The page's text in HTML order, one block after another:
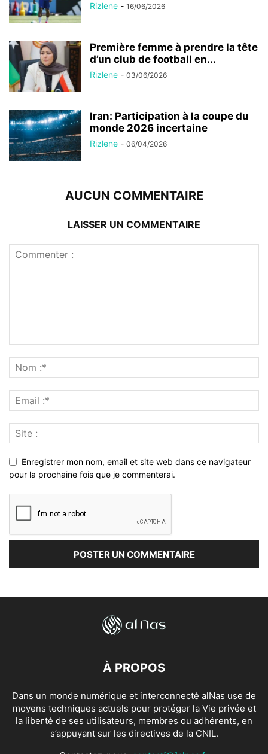
Rizlene - 16/06/2026
Première femme à prendre la tête
d’un club de football en...
Rizlene - 03/06/2026
Iran: Participation à la coupe du
monde 2026 incertaine
Rizlene - 06/04/2026
AUCUN COMMENTAIRE
LAISSER UN COMMENTAIRE
Enregistrer mon nom, email et site web dans ce navigateur
pour la prochaine fois que je commenterai.
À PROPOS
Dans un monde numérique et interconnecté alNas use de
moyens techniques actuels pour protéger la Vie privée et
la liberté de ses utilisateurs, membres ou adhérents, en
s’appuyant sur les directives de la CNIL.